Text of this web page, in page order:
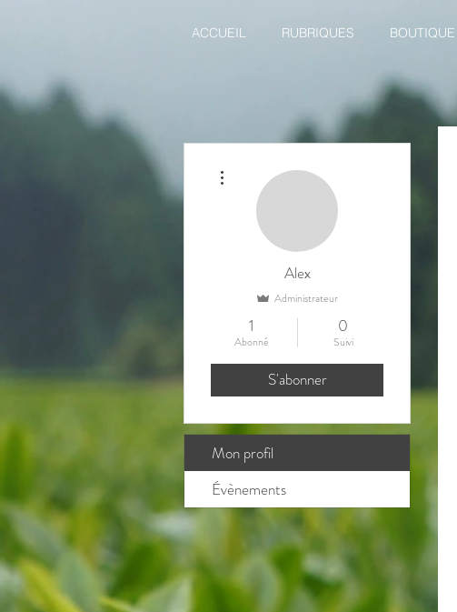
ACCUEIL RUBRIQUES BOUTIQUE
Alex
Administrateur
1
Abonné
0
Suivi
S'abonner
Mon profil
Évènements